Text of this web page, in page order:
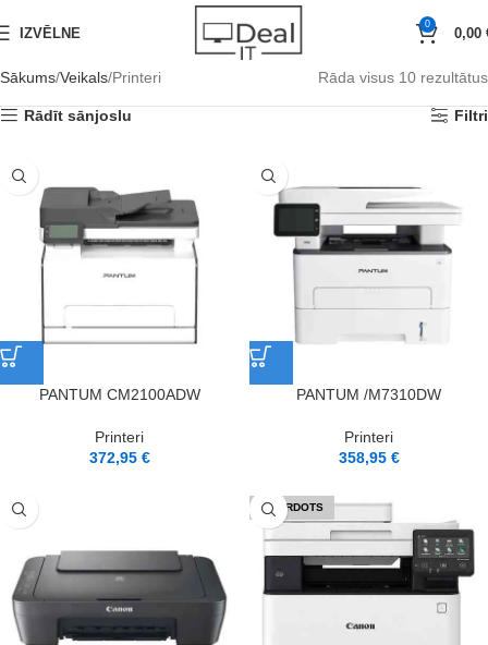
IZVĒLNE
0
0,00
Sākums Veikals Printeri Rāda visus 10 rezultātus
Rādīt sānjoslu Filtri
PANTUM CM2100ADW
Printeri
372,95 €
PANTUM /M7310DW
Printeri
358,95 €
IZPĀRDOTS